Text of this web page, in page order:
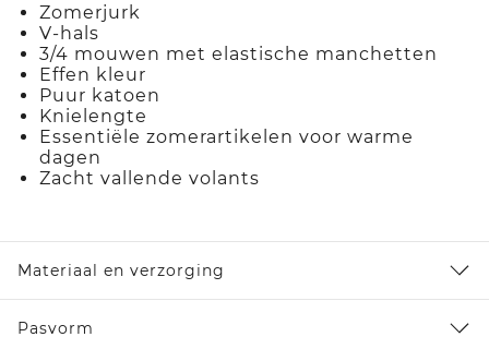
Zomerjurk
V-hals
3/4 mouwen met elastische manchetten
Effen kleur
Puur katoen
Knielengte
Essentiële zomerartikelen voor warme
dagen
Zacht vallende volants
Materiaal en verzorging
Pasvorm